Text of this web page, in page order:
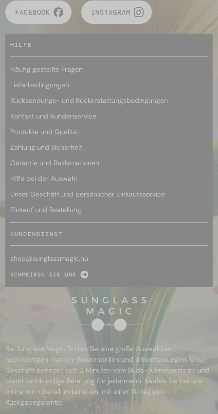
FACEBOOK INSTAGRAM
HILFE
Häufig gestellte Fragen
Lieferbedingungen
Rücksendungs- und Rückerstattungsbedingungen
Kontakt und Kundenservice
Produkte und Qualität
Zahlung und Sicherheit
Garantie und Reklamationen
Hilfe bei der Auswahl
Unser Geschäft und persönlicher Einkaufsservice
Einkauf und Bestellung
KUNDENDIENST
shop@sunglassmagic.hu
SCHREIBEN SIE UNS
Bei Sunglass Magic finden Sie eine große Auswahl an
hochwertigen Marken-Sonnenbrillen und Brillenfassungen. Unser
Geschäft befindet sich 2 Minuten vom Buda-Tunnel entfernt und
bietet fachkundige Beratung für jedermann. Kaufen Sie bei uns
online von überall im Land ein, mit einer 14-tägigen
Rückgabegarantie.